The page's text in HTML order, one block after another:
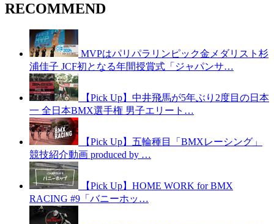
RECOMMEND
MVPはパリパラリンピック金メダリスト杉
浦佳子 JCF初となる年間授賞式「ジャパンサ…
【Pick Up】中井飛馬が5年ぶり2度目の日本
一 全日本BMX選手権 男子エリート…
【Pick Up】五輪種目「BMXレーシング」
競技紹介動画 produced by …
【Pick Up】HOME WORK for BMX
RACING #9「バニーホッ…